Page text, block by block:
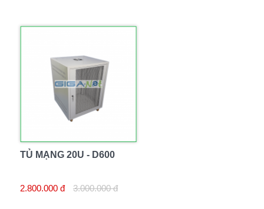
TỦ MẠNG 20U - D600
2.800.000 đ 3.000.000 đ